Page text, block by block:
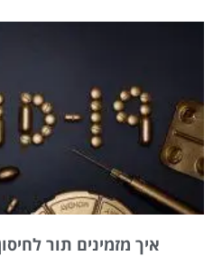
איך מזמינים תור